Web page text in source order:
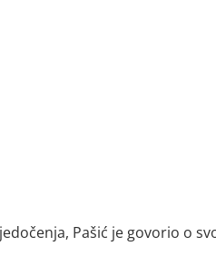
Pašić je govorio o